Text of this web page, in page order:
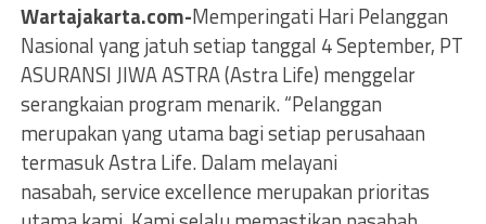
Wartajakarta.com-Memperingati Hari Pelanggan
Nasional yang jatuh setiap tanggal 4 September, PT
ASURANSI JIWA ASTRA (Astra Life) menggelar
serangkaian program menarik. “Pelanggan
merupakan yang utama bagi setiap perusahaan
termasuk Astra Life. Dalam melayani
nasabah, service excellence merupakan prioritas